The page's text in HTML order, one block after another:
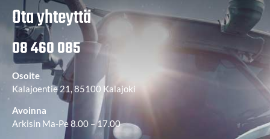
Ota yhteyttä
08 460 085
Osoite
Kalajoentie 21, 85100 Kalajoki
Avoinna
Arkisin Ma-Pe 8.00 – 17.00